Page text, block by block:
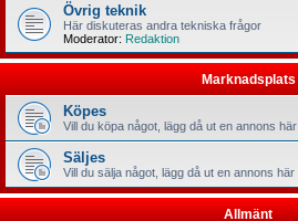
Övrig teknik
Här diskuteras andra tekniska frågor
Moderator: Redaktion
Marknadsplats
Köpes
Vill du köpa något, lägg då ut en annons här
Säljes
Vill du sälja något, lägg då ut en annons här
Allmänt